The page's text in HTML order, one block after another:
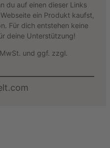
du auf einen dieser Links
ein Produkt kaufst,
Für dich entstehen keine
deine Unterstützung!
und ggf. zzgl.